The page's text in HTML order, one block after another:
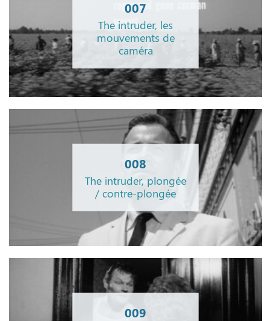
007
The intruder, les
mouvements de
caméra
008
The intruder, plongée
/ contre-plongée
009